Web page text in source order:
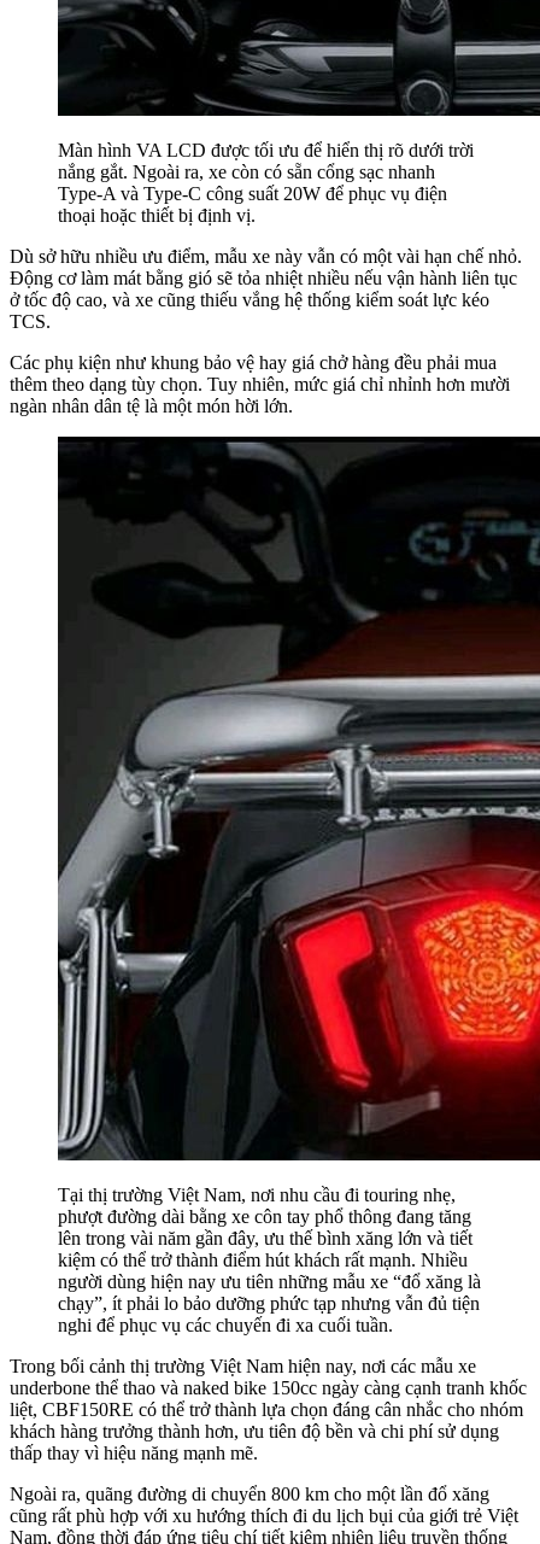
Màn hình VA LCD được tối ưu để hiển thị rõ dưới trời
nắng gắt. Ngoài ra, xe còn có sẵn cổng sạc nhanh
Type-A và Type-C công suất 20W để phục vụ điện
thoại hoặc thiết bị định vị.
Dù sở hữu nhiều ưu điểm, mẫu xe này vẫn có một vài hạn chế nhỏ.
Động cơ làm mát bằng gió sẽ tỏa nhiệt nhiều nếu vận hành liên tục
ở tốc độ cao, và xe cũng thiếu vắng hệ thống kiểm soát lực kéo
TCS.
Các phụ kiện như khung bảo vệ hay giá chở hàng đều phải mua
thêm theo dạng tùy chọn. Tuy nhiên, mức giá chỉ nhỉnh hơn mười
ngàn nhân dân tệ là một món hời lớn.
Tại thị trường Việt Nam, nơi nhu cầu đi touring nhẹ,
phượt đường dài bằng xe côn tay phổ thông đang tăng
lên trong vài năm gần đây, ưu thế bình xăng lớn và tiết
kiệm có thể trở thành điểm hút khách rất mạnh. Nhiều
người dùng hiện nay ưu tiên những mẫu xe “đổ xăng là
chạy”, ít phải lo bảo dưỡng phức tạp nhưng vẫn đủ tiện
nghi để phục vụ các chuyến đi xa cuối tuần.
Trong bối cảnh thị trường Việt Nam hiện nay, nơi các mẫu xe
underbone thể thao và naked bike 150cc ngày càng cạnh tranh khốc
liệt, CBF150RE có thể trở thành lựa chọn đáng cân nhắc cho nhóm
khách hàng trưởng thành hơn, ưu tiên độ bền và chi phí sử dụng
thấp thay vì hiệu năng mạnh mẽ.
Ngoài ra, quãng đường di chuyển 800 km cho một lần đổ xăng
cũng rất phù hợp với xu hướng thích đi du lịch bụi của giới trẻ Việt
Nam, đồng thời đáp ứng tiêu chí tiết kiệm nhiên liệu truyền thống